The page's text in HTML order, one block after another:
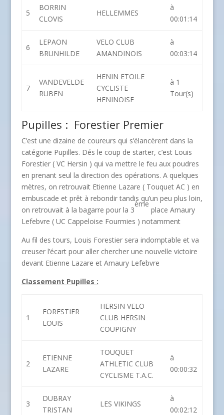
5
BORRIN
CLOVIS
HELLEMMES
à
00:01:14
6
LEPAON
BRUNHILDE
VELO CLUB
AMANDINOIS
à
00:03:14
7
VANDEVELDE
RUBEN
HENIN ETOILE
CYCLISTE
HENINOISE
à 1
Tour(s)
Pupilles : Forestier Premier
C’est une dizaine de coureurs qui s’élancèrent dans la
catégorie Pupilles. Dés le coup de starter, c’est Louis
Forestier ( VC Hersin ) qui va mettre le feu aux poudres
en prenant seul la direction des opérations. A quelques
mètres, on retrouvait Etienne Lazare ( Touquet AC ) en
embuscade et prêt à rebondir tandis qu’un peu plus loin,
on retrouvait à la bagarre pour la 3
ème
place Amaury
Lefebvre ( UC Cappeloise Fourmies ) notamment
Au fil des tours, Louis Forestier sera indomptable et va
creuser l’écart pour aller chercher une nouvelle victoire
devant Etienne Lazare et Amaury Lefebvre
Classement Pupilles :
1
FORESTIER
LOUIS
HERSIN VELO
CLUB HERSIN
COUPIGNY
2
ETIENNE
LAZARE
TOUQUET
ATHLETIC CLUB
CYCLISME T.A.C.
à
00:00:32
3
DUBRAY
TRISTAN
LES VIKINGS
à
00:02:12